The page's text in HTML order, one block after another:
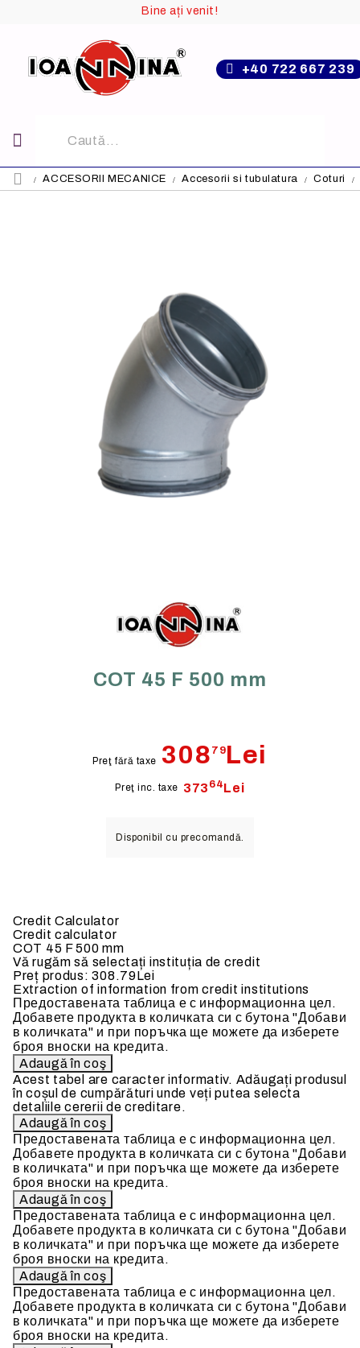
Bine ați venit!
+40 722 667 239
ACCESORII MECANICE Accesorii si tubulatura Coturi
COT 45 F 500 mm
Preţ fără taxe 308 79Lei
Preţ inc. taxe 373 64Lei
Disponibil cu precomandă.
Credit Calculator
Credit calculator
COT 45 F 500 mm
Vă rugăm să selectați instituția de credit
Preț produs: 308.79Lei
Extraction of information from credit institutions
Предоставената таблица е с информационна цел.
Добавете продукта в количката си с бутона "Добави
в количката" и при поръчка ще можете да изберете
броя вноски на кредита.
Acest tabel are caracter informativ. Adăugați produsul
în coșul de cumpărături unde veți putea selecta
detaliile cererii de creditare.
Предоставената таблица е с информационна цел.
Добавете продукта в количката си с бутона "Добави
в количката" и при поръчка ще можете да изберете
броя вноски на кредита.
Предоставената таблица е с информационна цел.
Добавете продукта в количката си с бутона "Добави
в количката" и при поръчка ще можете да изберете
броя вноски на кредита.
Предоставената таблица е с информационна цел.
Добавете продукта в количката си с бутона "Добави
в количката" и при поръчка ще можете да изберете
броя вноски на кредита.